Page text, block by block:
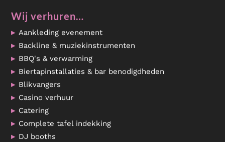
Wij verhuren…
Aankleding evenement
Backline & muziekinstrumenten
BBQ's & verwarming
Biertapinstallaties & bar benodigdheden
Blikvangers
Casino verhuur
Catering
Complete tafel indekking
DJ booths